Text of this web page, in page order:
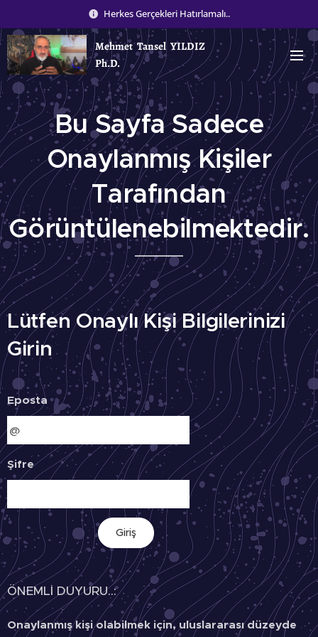
Herkes Gerçekleri Hatırlamalı..
Mehmet Tansel YILDIZ
Ph.D.
Bu Sayfa Sadece
Onaylanmış Kişiler
Tarafından
Görüntülenebilmektedir.
Lütfen Onaylı Kişi Bilgilerinizi
Girin
Eposta
Şifre
Giriş
ÖNEMLİ DUYURU..:
Onaylanmış kişi olabilmek için, uluslararası düzeyde